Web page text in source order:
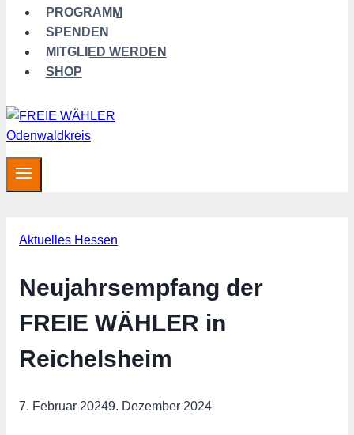
PROGRAMM
SPENDEN
MITGLIED WERDEN
SHOP
Aktuelles Hessen
Neujahrsempfang der
FREIE WÄHLER in
Reichelsheim
7. Februar 20249. Dezember 2024